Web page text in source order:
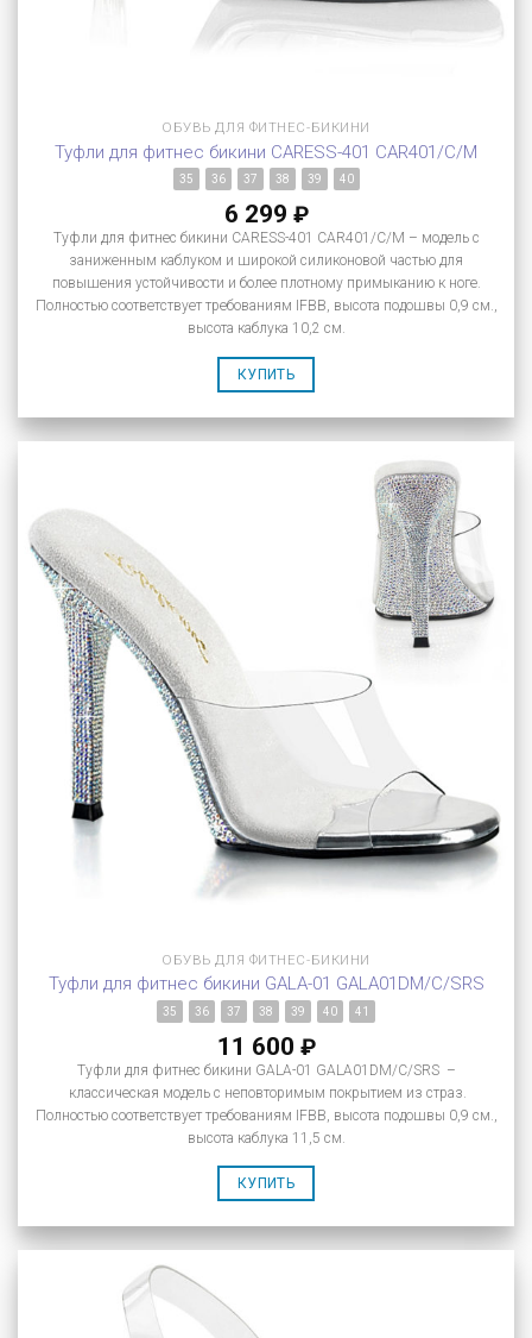
ОБУВЬ ДЛЯ ФИТНЕС-БИКИНИ
Туфли для фитнес бикини CARESS-401 CAR401/C/M
35 36 37 38 39 40
6 299 ₽
Туфли для фитнес бикини CARESS-401 CAR401/C/M – модель с
заниженным каблуком и широкой силиконовой частью для
повышения устойчивости и более плотному примыканию к ноге.
Полностью соответствует требованиям IFBB, высота подошвы 0,9 см.,
высота каблука 10,2 см.
КУПИТЬ
ОБУВЬ ДЛЯ ФИТНЕС-БИКИНИ
Туфли для фитнес бикини GALA-01 GALA01DM/C/SRS
35 36 37 38 39 40 41
11 600 ₽
Туфли для фитнес бикини GALA-01 GALA01DM/C/SRS –
классическая модель с неповторимым покрытием из страз.
Полностью соответствует требованиям IFBB, высота подошвы 0,9 см.,
высота каблука 11,5 см.
КУПИТЬ